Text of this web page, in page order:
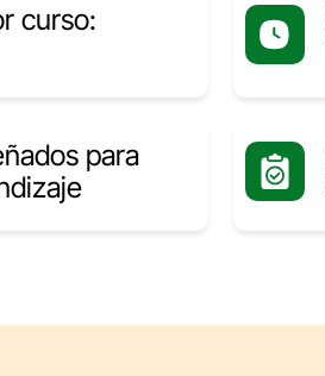
curso:
para